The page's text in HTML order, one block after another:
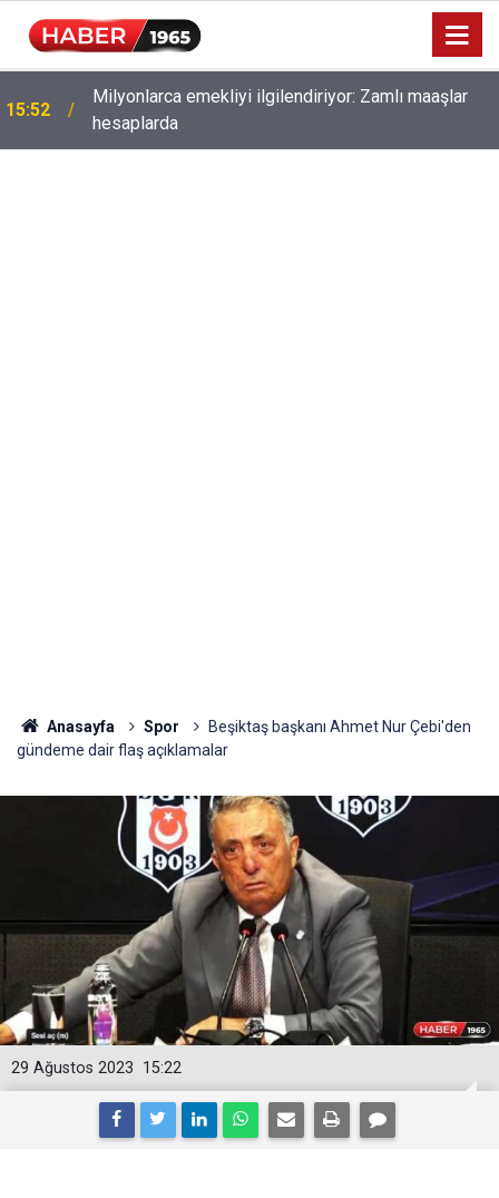
15:52
Milyonlarca emekliyi ilgilendiriyor: Zamlı maaşlar
hesaplarda
Anasayfa Spor
Beşiktaş başkanı Ahmet Nur Çebi'den
gündeme dair flaş açıklamalar
15:22
29 Ağustos 2023